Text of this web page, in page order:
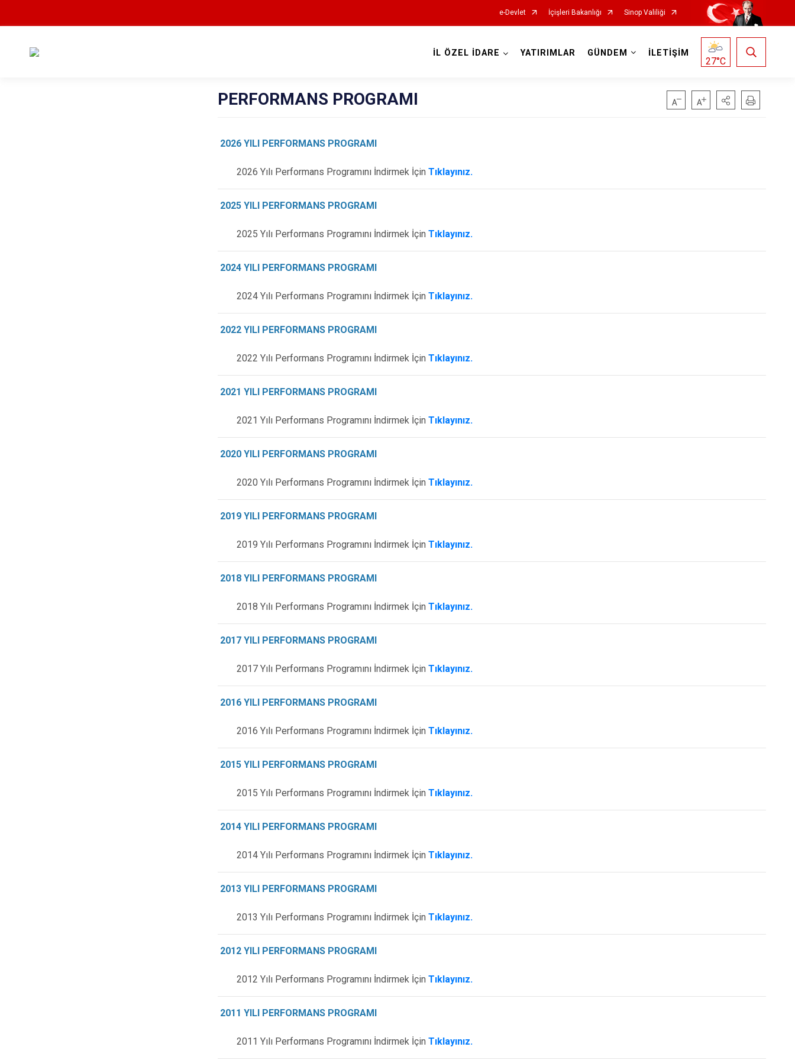
e-Devlet İçişleri Bakanlığı Sinop Valiliği
İL ÖZEL İDARE YATIRIMLAR GÜNDEM İLETİŞİM
27°C
PERFORMANS PROGRAMI
2026 YILI PERFORMANS PROGRAMI
2026 Yılı Performans Programını İndirmek İçinTıklayınız.
2025 YILI PERFORMANS PROGRAMI
2025 Yılı Performans Programını İndirmek İçinTıklayınız.
2024 YILI PERFORMANS PROGRAMI
2024 Yılı Performans Programını İndirmek İçinTıklayınız.
2022 YILI PERFORMANS PROGRAMI
2022 Yılı Performans Programını İndirmek İçinTıklayınız.
2021 YILI PERFORMANS PROGRAMI
2021 Yılı Performans Programını İndirmek İçinTıklayınız.
2020 YILI PERFORMANS PROGRAMI
2020 Yılı Performans Programını İndirmek İçinTıklayınız.
2019 YILI PERFORMANS PROGRAMI
2019 Yılı Performans Programını İndirmek İçinTıklayınız.
2018 YILI PERFORMANS PROGRAMI
2018 Yılı Performans Programını İndirmek İçinTıklayınız.
2017 YILI PERFORMANS PROGRAMI
2017 Yılı Performans Programını İndirmek İçinTıklayınız.
2016 YILI PERFORMANS PROGRAMI
2016 Yılı Performans Programını İndirmek İçinTıklayınız.
2015 YILI PERFORMANS PROGRAMI
2015 Yılı Performans Programını İndirmek İçinTıklayınız.
2014 YILI PERFORMANS PROGRAMI
2014 Yılı Performans Programını İndirmek İçinTıklayınız.
2013 YILI PERFORMANS PROGRAMI
2013 Yılı Performans Programını İndirmek İçinTıklayınız.
2012 YILI PERFORMANS PROGRAMI
2012 Yılı Performans Programını İndirmek İçinTıklayınız.
2011 YILI PERFORMANS PROGRAMI
2011 Yılı Performans Programını İndirmek İçinTıklayınız.